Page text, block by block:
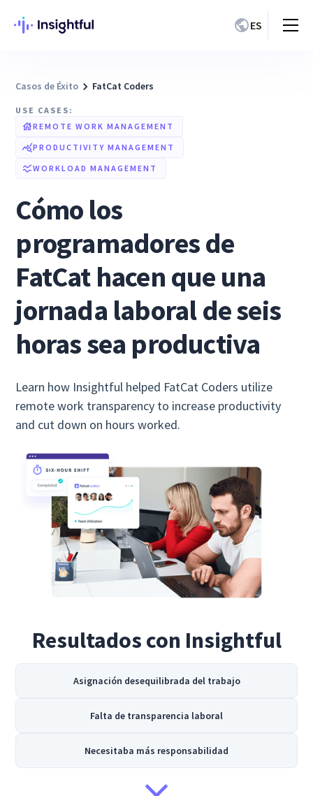
ES
Casos de Éxito FatCat Coders
USE CASES:
REMOTE WORK MANAGEMENT
PRODUCTIVITY MANAGEMENT
WORKLOAD MANAGEMENT
Cómo los
programadores de
FatCat hacen que una
jornada laboral de seis
horas sea productiva
Learn how Insightful helped FatCat Coders utilize
remote work transparency to increase productivity
and cut down on hours worked.
Resultados con Insightful
Asignación desequilibrada del trabajo
Falta de transparencia laboral
Necesitaba más responsabilidad